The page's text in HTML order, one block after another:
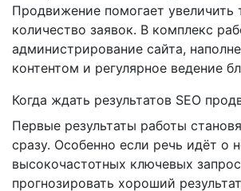
Продвижение помогает увеличить
количество заявок. В комплекс
администрирование сайта,
контентом и регулярное ведение
Когда ждать результатов SEO
Первые результаты работы
сразу. Особенно если речь идёт о
высокочастотных ключевых
прогнозировать хороший